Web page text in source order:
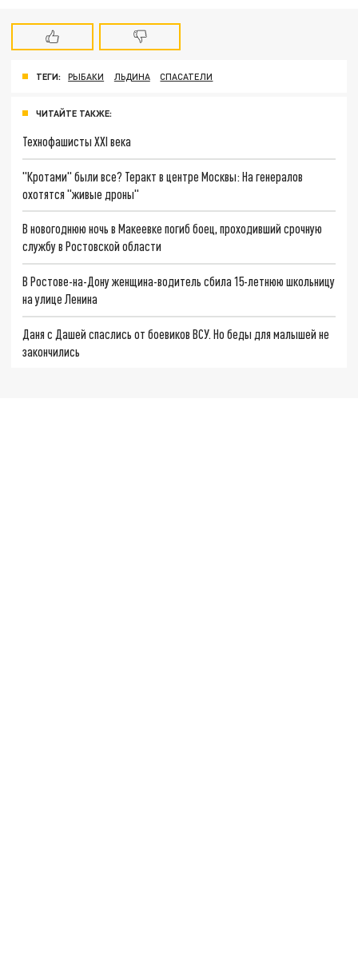
ТЕГИ: РЫБАКИ ЛЬДИНА СПАСАТЕЛИ
ЧИТАЙТЕ ТАКЖЕ:
Технофашисты XXI века
"Кротами" были все? Теракт в центре Москвы: На генералов
охотятся "живые дроны"
В новогоднюю ночь в Макеевке погиб боец, проходивший срочную
службу в Ростовской области
В Ростове-на-Дону женщина-водитель сбила 15-летнюю школьницу
на улице Ленина
Даня с Дашей спаслись от боевиков ВСУ. Но беды для малышей не
закончились